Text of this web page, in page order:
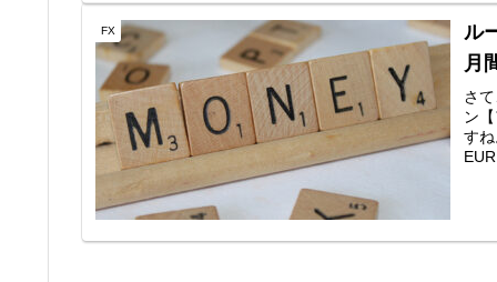
FX
ル
月
さ
ン
す